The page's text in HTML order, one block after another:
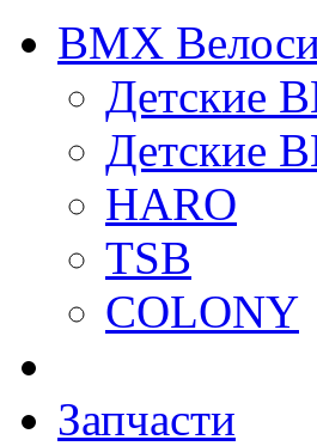
BMX
Детские
Детские
HARO
TSB
COLONY
Запчасти